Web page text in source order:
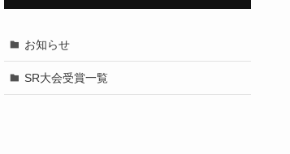
お知らせ
SR大会受賞一覧